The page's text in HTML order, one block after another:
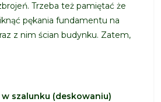
Trzeba też pamiętać że
pękania fundamentu na
z nim ścian budynku. Zatem,
szalunku (deskowaniu)